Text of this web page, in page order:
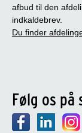
afbud til den
indkaldebrev.
Du finder
Følg os